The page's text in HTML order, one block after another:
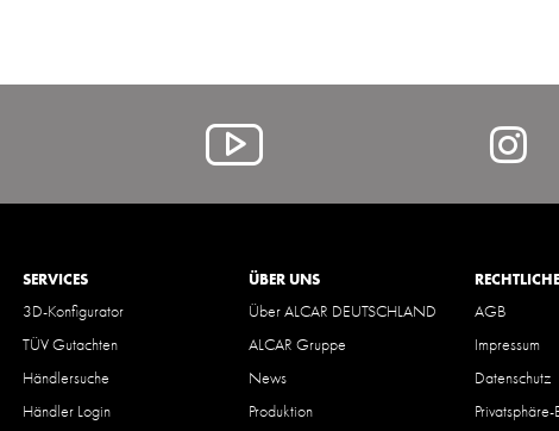
www.facebook.com/
Alcar
SERVICES
3D-Konfigurator
TÜV Gutachten
Händlersuche
Händler Login
ÜBER UNS
Über ALCAR DEUTSCHLAND
ALCAR Gruppe
News
Produktion
AGB
Impressum
Datenschutz